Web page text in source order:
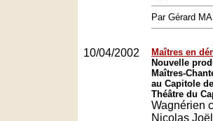
Par Gérard
10/04/2002
Maîtres en
Nouvelle
Maîtres-
au Capitole
Théâtre du
Wagnérien
Nicolas